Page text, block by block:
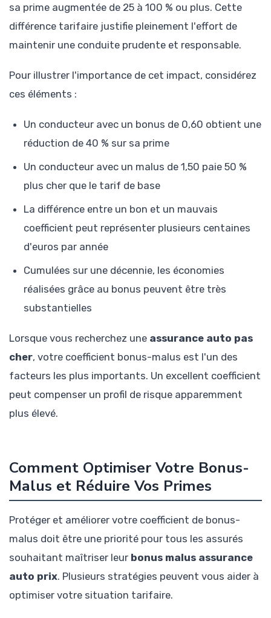
sa prime augmentée de 25 à 100 % ou plus. Cette
différence tarifaire justifie pleinement l'effort de
maintenir une conduite prudente et responsable.
Pour illustrer l'importance de cet impact, considérez
ces éléments :
Un conducteur avec un bonus de 0,60 obtient une
réduction de 40 % sur sa prime
Un conducteur avec un malus de 1,50 paie 50 %
plus cher que le tarif de base
La différence entre un bon et un mauvais
coefficient peut représenter plusieurs centaines
d'euros par année
Cumulées sur une décennie, les économies
réalisées grâce au bonus peuvent être très
substantielles
Lorsque vous recherchez une assurance auto pas
cher, votre coefficient bonus-malus est l'un des
facteurs les plus importants. Un excellent coefficient
peut compenser un profil de risque apparemment
plus élevé.
Comment Optimiser Votre Bonus-
Malus et Réduire Vos Primes
Protéger et améliorer votre coefficient de bonus-
malus doit être une priorité pour tous les assurés
souhaitant maîtriser leur bonus malus assurance
auto prix. Plusieurs stratégies peuvent vous aider à
optimiser votre situation tarifaire.